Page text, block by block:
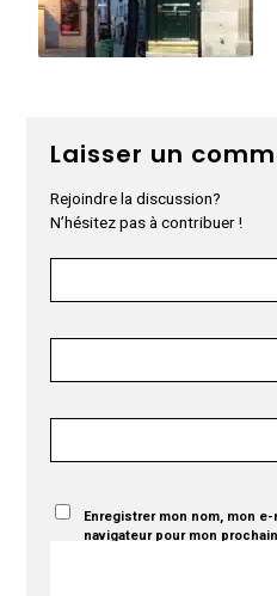
Laisser un
Rejoindre la discussion?
N’hésitez pas à contribuer !
Enregistrer mon nom, mon
navigateur pour mon